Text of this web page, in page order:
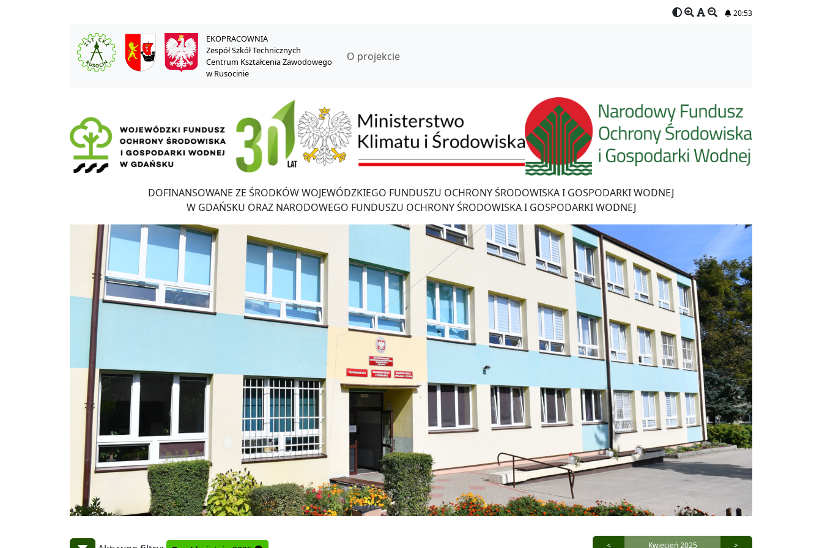
20:52
EKOPRACOWNIA
Zespół Szkół Technicznych
Centrum Kształcenia Zawodowego
w Rusocinie
O projekcie
DOFINANSOWANE ZE ŚRODKÓW WOJEWÓDZKIEGO FUNDUSZU OCHRONY ŚRODOWISKA I GOSPODARKI WODNEJ
W GDAŃSKU ORAZ NARODOWEGO FUNDUSZU OCHRONY ŚRODOWISKA I GOSPODARKI WODNEJ
< Kwiecień 2025 >